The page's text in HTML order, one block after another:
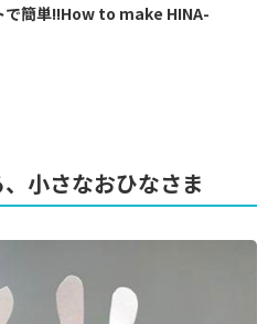
で簡単!!How to make HINA-
小さなおひなさま